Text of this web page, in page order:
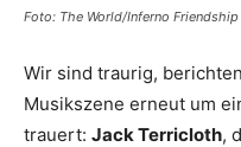
Foto: The World/Inferno
Wir sind traurig,
Musikszene erneut um
trauert: Jack Terricloth,